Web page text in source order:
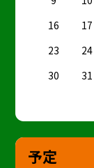
16
17
23
24
30
31
予定